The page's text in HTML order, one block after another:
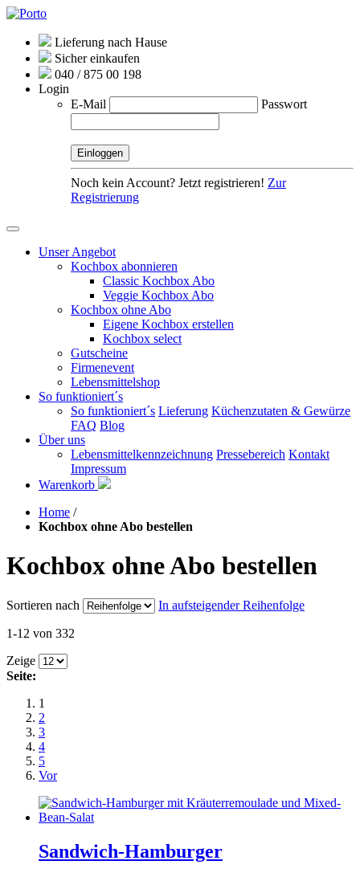
Lieferung nach Hause
Sicher einkaufen
040 / 875 00 198
Login
E-Mail
Passwort
Noch kein Account? Jetzt registrieren! Zur
Registrierung
Unser Angebot
Kochbox abonnieren
Classic Kochbox Abo
Veggie Kochbox Abo
Kochbox ohne Abo
Eigene Kochbox erstellen
Kochbox select
Gutscheine
Firmenevent
Lebensmittelshop
So funktioniert´s
So funktioniert´s Lieferung Küchenzutaten & Gewürze
FAQ Blog
Über uns
Lebensmittelkennzeichnung Pressebereich Kontakt
Impressum
Warenkorb
Home /
Kochbox ohne Abo bestellen
Kochbox ohne Abo bestellen
Sortieren nach In aufsteigender Reihenfolge
1-12 von 332
Zeige
Seite:
1
2
3
4
5
Vor
Sandwich-Hamburger